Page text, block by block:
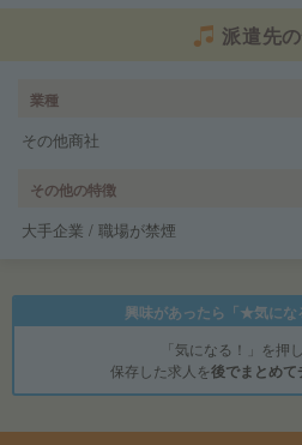
派遣先
業種
その他商社
その他の特徴
大手企業 / 職場が禁煙
興味があったら「★気にな
「気になる！」を押
保存した求人を後でまとめて